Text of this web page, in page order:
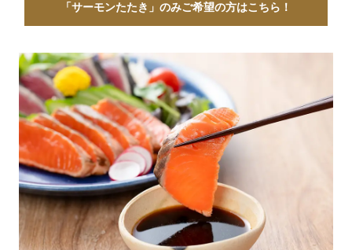
「サーモンたたき」のみご希望の方はこちら！